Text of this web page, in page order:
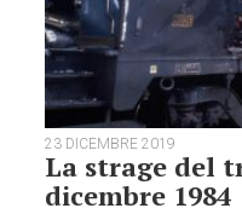
23 DICEMBRE 2019
La strage del
dicembre 1984